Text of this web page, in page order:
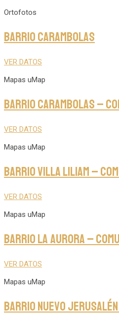
Ortofotos
Barrio Carambolas
VER DATOS
Mapas uMap
Barrio Carambolas –
VER DATOS
Mapas uMap
Barrio Villa Liliam –
VER DATOS
Mapas uMap
Barrio La Aurora –
VER DATOS
Mapas uMap
Barrio Nuevo